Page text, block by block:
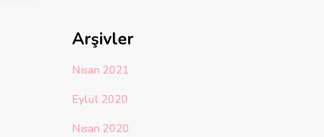
Arşivler
Nisan 2021
Eylül 2020
Nisan 2020